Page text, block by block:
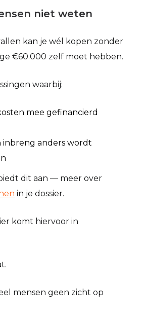
niet weten
kan je wél kopen zonder
€60.000 zelf moet hebben.
waarbij:
mee gefinancierd
inbreng anders wordt
dit aan — meer over
in je dossier.
komt hiervoor in
mensen geen zicht op